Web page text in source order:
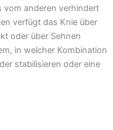
vom anderen verhindert
verfügt das Knie über
oder über Sehnen
in welcher Kombination
stabilisieren oder eine